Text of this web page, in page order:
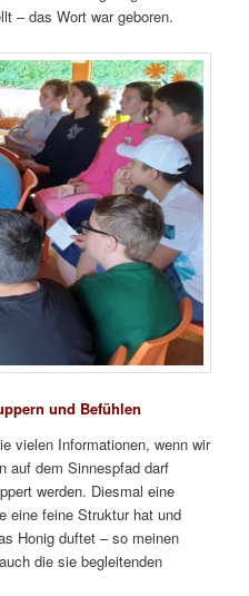
– das Wort war geboren.
und Befühlen
vielen Informationen, wenn wir
auf dem Sinnespfad darf
werden. Diesmal eine
eine feine Struktur hat und
Honig duftet – so meinen
die sie begleitenden